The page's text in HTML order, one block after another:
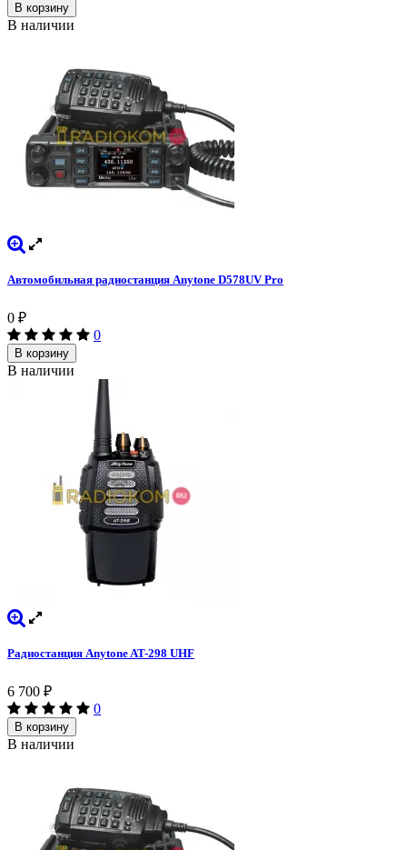
В корзину
В наличии
Автомобильная радиостанция Anytone D578UV Pro
0 ₽
0
В корзину
В наличии
Радиостанция Anytone AT-298 UHF
6 700 ₽
0
В корзину
В наличии